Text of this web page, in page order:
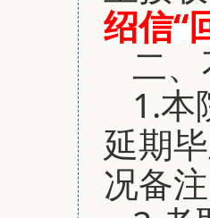
绍信“
二
1.本
延期
况备